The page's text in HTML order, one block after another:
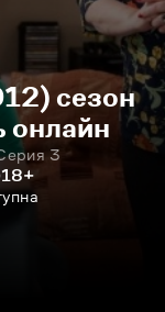
сезон
онлайн
3
18+